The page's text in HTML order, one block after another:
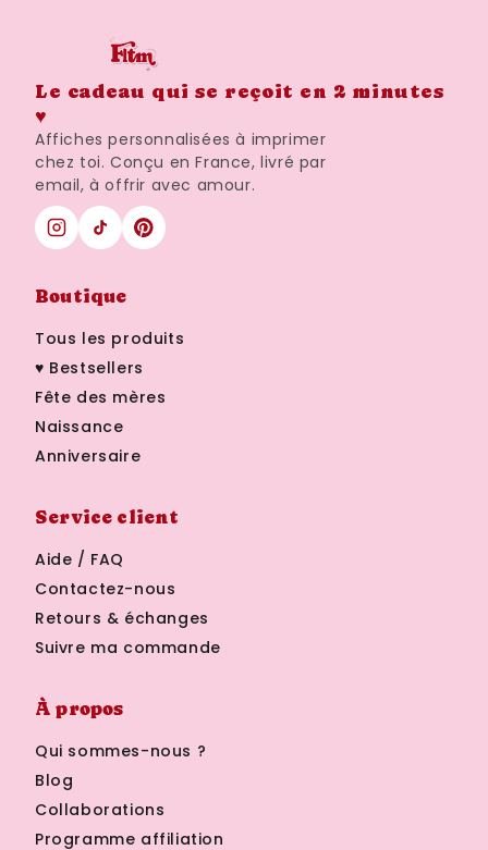
Le cadeau qui se reçoit en 2 minutes
♥
Affiches personnalisées à imprimer
chez toi. Conçu en France, livré par
email, à offrir avec amour.
Boutique
Tous les produits
♥ Bestsellers
Fête des mères
Naissance
Anniversaire
Service client
Aide / FAQ
Contactez-nous
Retours & échanges
Suivre ma commande
À propos
Qui sommes-nous ?
Blog
Collaborations
Programme affiliation